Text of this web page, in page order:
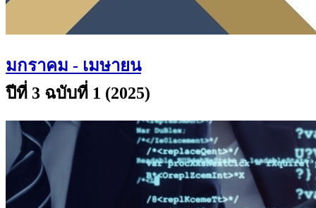
มกราคม - เมษายน
ปีที่ 3 ฉบับที่ 1 (2025)